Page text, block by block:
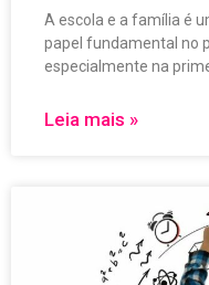
A escola e a família é
papel fundamental no
especialmente na
Leia mais »